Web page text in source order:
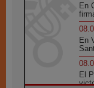
En
En
El